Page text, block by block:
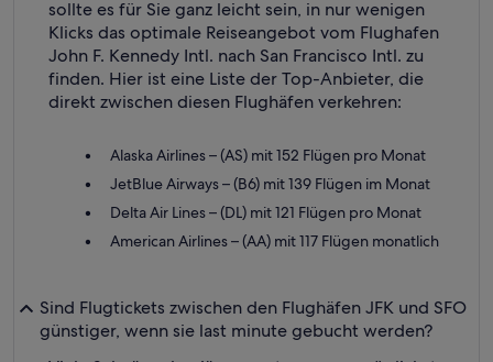
sollte es für Sie ganz leicht sein, in nur wenigen
Klicks das optimale Reiseangebot vom Flughafen
John F. Kennedy Intl. nach San Francisco Intl. zu
finden. Hier ist eine Liste der Top-Anbieter, die
direkt zwischen diesen Flughäfen verkehren:
Alaska Airlines – (AS) mit 152 Flügen pro Monat
JetBlue Airways – (B6) mit 139 Flügen im Monat
Delta Air Lines – (DL) mit 121 Flügen pro Monat
American Airlines – (AA) mit 117 Flügen monatlich
Sind Flugtickets zwischen den Flughäfen JFK und SFO
günstiger, wenn sie last minute gebucht werden?